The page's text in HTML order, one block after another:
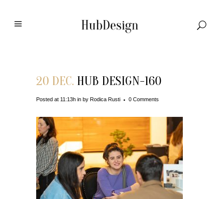
20 DEC. HUB DESIGN-160
Posted at 11:13h in by Rodica Rusti 0 Comments